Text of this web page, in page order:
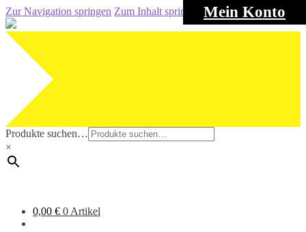
Mein Konto
Zur Navigation springen Zum Inhalt springen
Produkte suchen…
×
0,00 € 0 Artikel